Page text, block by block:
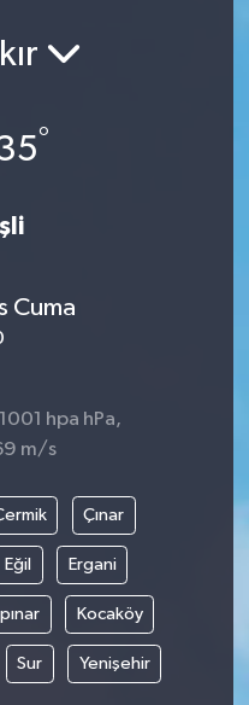
°
Cuma
hpa hPa,
m/s
Çınar
Eğil Ergani
Kocaköy
Sur Yenişehir